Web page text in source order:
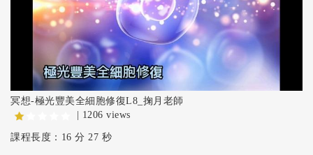
冥想-極光豐美全細胞修復L8_掬月老師
| 1206 views
課程長度：16 分 27 秒